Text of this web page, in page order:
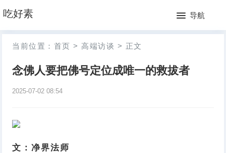
吃好素 导航
网
站
月
当前位置： 首页 > 高端访谈 > 正文
念佛人要把佛号定位成唯一的救拔者
2025-07-02 08:54
文：净界法师